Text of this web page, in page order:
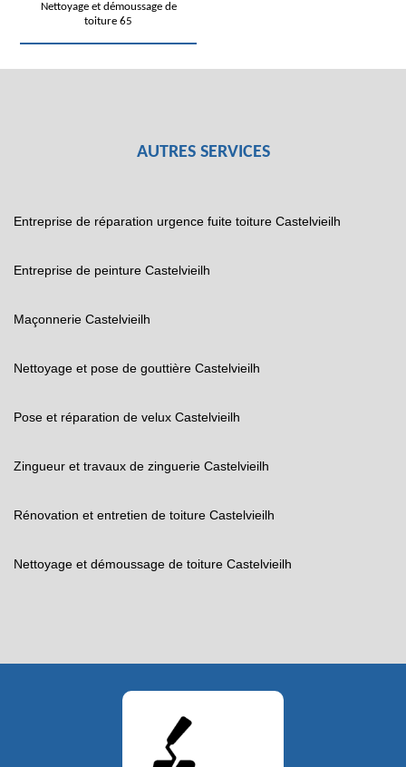
Nettoyage et démoussage de
toiture 65
AUTRES SERVICES
Entreprise de réparation urgence fuite toiture Castelvieilh
Entreprise de peinture Castelvieilh
Maçonnerie Castelvieilh
Nettoyage et pose de gouttière Castelvieilh
Pose et réparation de velux Castelvieilh
Zingueur et travaux de zinguerie Castelvieilh
Rénovation et entretien de toiture Castelvieilh
Nettoyage et démoussage de toiture Castelvieilh